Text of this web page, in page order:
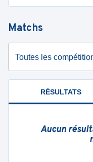
Matchs
Toutes les
RÉSULTATS
Aucun